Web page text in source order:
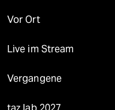
Vor Ort
Live im Stream
Vergangene